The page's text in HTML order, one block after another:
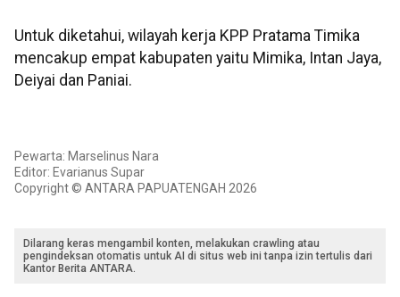
Untuk diketahui, wilayah kerja KPP Pratama Timika
mencakup empat kabupaten yaitu Mimika, Intan Jaya,
Deiyai dan Paniai.
Pewarta: Marselinus Nara
Editor: Evarianus Supar
Copyright © ANTARA PAPUATENGAH 2026
Dilarang keras mengambil konten, melakukan crawling atau
pengindeksan otomatis untuk AI di situs web ini tanpa izin tertulis dari
Kantor Berita ANTARA.